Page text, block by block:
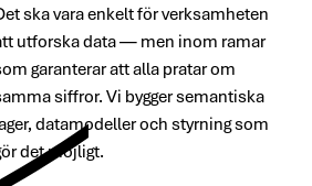
ska vara enkelt för verksamheten
utforska data — men inom ramar
garanterar att alla pratar om
siffror. Vi bygger semantiska
datamodeller och styrning som
det möjligt.